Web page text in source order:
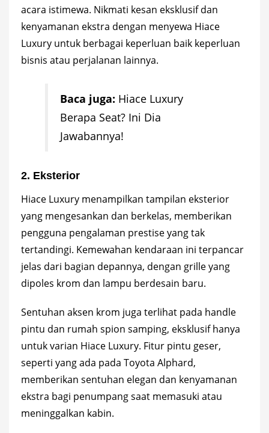
acara istimewa. Nikmati kesan eksklusif dan
kenyamanan ekstra dengan menyewa Hiace
Luxury untuk berbagai keperluan baik keperluan
bisnis atau perjalanan lainnya.
Baca juga: Hiace Luxury
Berapa Seat? Ini Dia
Jawabannya!
2. Eksterior
Hiace Luxury menampilkan tampilan eksterior
yang mengesankan dan berkelas, memberikan
pengguna pengalaman prestise yang tak
tertandingi. Kemewahan kendaraan ini terpancar
jelas dari bagian depannya, dengan grille yang
dipoles krom dan lampu berdesain baru.
Sentuhan aksen krom juga terlihat pada handle
pintu dan rumah spion samping, eksklusif hanya
untuk varian Hiace Luxury. Fitur pintu geser,
seperti yang ada pada Toyota Alphard,
memberikan sentuhan elegan dan kenyamanan
ekstra bagi penumpang saat memasuki atau
meninggalkan kabin.